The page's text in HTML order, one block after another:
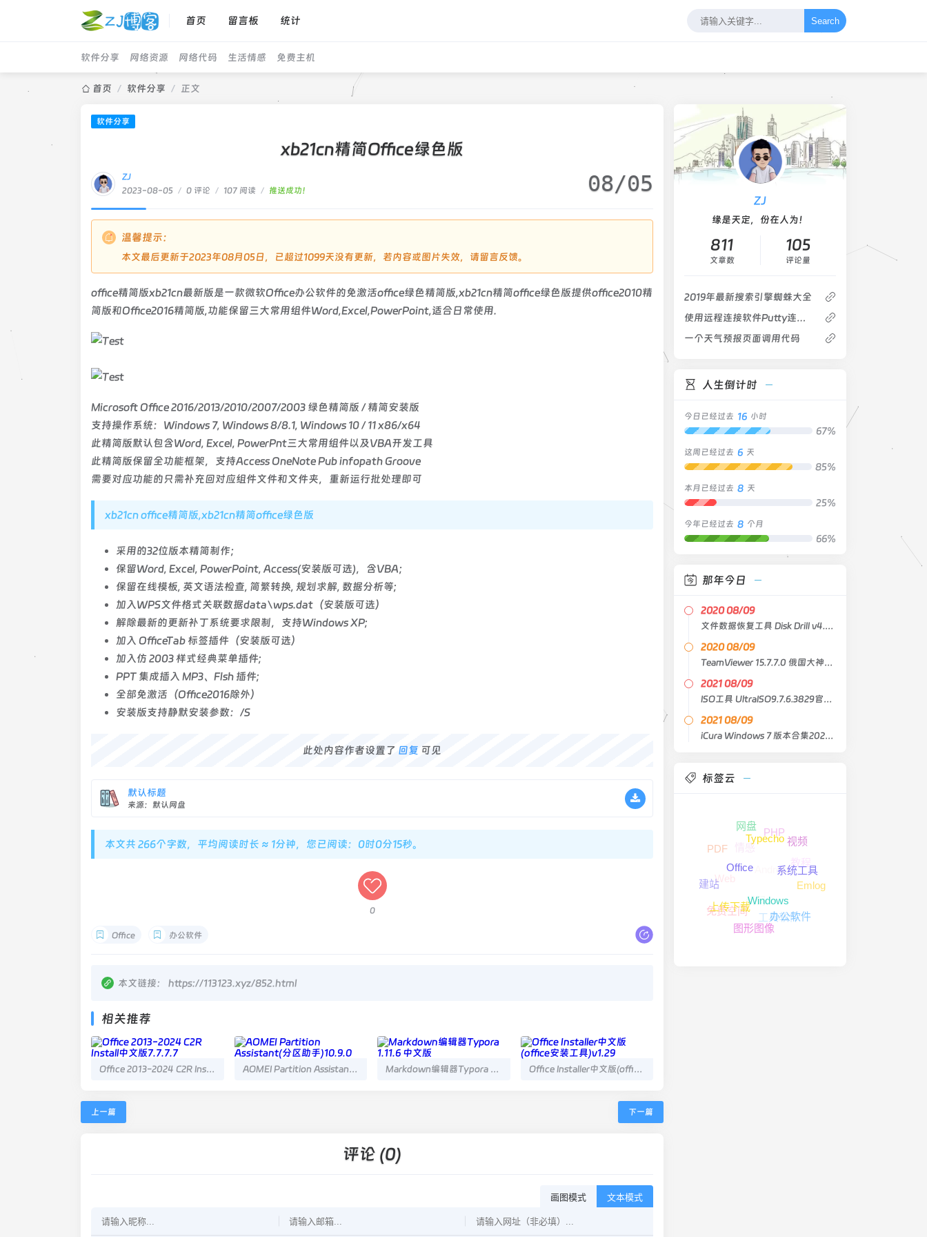
首页 留言板 统计 Search
软件分享 网络资源 网络代码 生活情感 免费主机
首页 / 软件分享 / 正文
软件分享
xb21cn精简Office绿色版
ZJ
2023-08-05
/ 0 评论 / 107 阅读 / 推送成功！ 08/05
温馨提示：
本文最后更新于2023年08月05日，已超过1099天没有更新，若内容或图片失效，请留言反馈。
office精简版xb21cn最新版是一款微软Office办公软件的免激活office绿色精简版,xb21cn精简office绿色版提供office2010精
简版和Office2016精简版,功能保留三大常用组件Word,Excel,PowerPoint,适合日常使用.
Microsoft Office 2016/2013/2010/2007/2003 绿色精简版 / 精简安装版
支持操作系统：Windows 7, Windows 8/8.1, Windows 10 / 11 x86/x64
此精简版默认包含Word, Excel, PowerPnt三大常用组件以及VBA开发工具
此精简版保留全功能框架，支持Access OneNote Pub infopath Groove
需要对应功能的只需补充回对应组件文件和文件夹，重新运行批处理即可
xb21cn office精简版,xb21cn精简office绿色版
采用的32位版本精简制作；
保留Word, Excel, PowerPoint, Access(安装版可选)，含VBA；
保留在线模板, 英文语法检查, 简繁转换, 规划求解, 数据分析等;
加入WPS文件格式关联数据data\wps.dat（安装版可选）
解除最新的更新补丁系统要求限制，支持Windows XP;
加入 OfficeTab 标签插件（安装版可选）
加入仿 2003 样式经典菜单插件;
PPT 集成插入 MP3、Flsh 插件;
全部免激活（Office2016除外）
安装版支持静默安装参数：/S
此处内容作者设置了 回复 可见
默认标题
来源：默认网盘
本文共 266个字数，平均阅读时长 ≈ 1分钟，您已阅读：0时0分15秒。
0
Office 办公软件
本文链接： https://113123.xyz/852.html
相关推荐
Office 2013-2024 C2R Install中文版7.7.7.7 AOMEI Partition Assistant(分区助手)10.9.0 Markdown编辑器Typora 1.11.6 中文版 Office Installer中文版(office安装工具)v1.29
上一篇 下一篇
评论 (0)
画图模式 文本模式
ZJ
缘是天定，份在人为！
811
文章数
105
评论量
2019年最新搜索引擎蜘蛛大全
使用远程连接软件Putty连接你的Linux服务器
一个天气预报页面调用代码
人生倒计时
今日已经过去 16 小时
67%
这周已经过去 6 天
85%
本月已经过去 8 天
25%
今年已经过去 8 个月
66%
那年今日
2020 08/09
文件数据恢复工具 Disk Drill v4.0.531
2020 08/09
TeamViewer 15.7.7.0 俄国大神版（重新包装和便携式）
2021 08/09
ISO工具 UltraISO9.7.6.3829官方中文注册版
2021 08/09
iCura Windows 7 版本合集2021年8月精简版
标签云
工具软件
代码
Android 教程
Emlog
办公软件
图形图像
免费空间
Web
情感
PHP
视频
系统工具
Windows
上传下载
建站
PDF
网盘
Typecho
Office